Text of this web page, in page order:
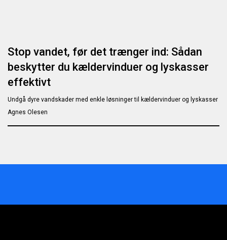
Stop vandet, før det trænger ind: Sådan
beskytter du kældervinduer og lyskasser
effektivt
Undgå dyre vandskader med enkle løsninger til kældervinduer og lyskasser
Agnes Olesen